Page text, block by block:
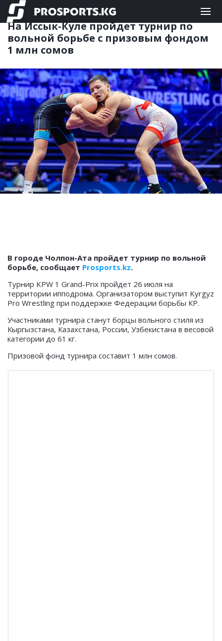
ЕДИНОБОРСТВА 04.07.2025 11:26
На Иссык-Куле пройдет турнир по
вольной борьбе с призовым фондом
1 млн сомов
В городе Чолпон-Ата пройдет турнир по вольной
борьбе, сообщает Prosports.kz.
Турнир KPW 1 Grand-Prix пройдет 26 июля на
территории ипподрома. Организатором выступит Kyrgyz
Pro Wrestling при поддержке Федерации борьбы КР.
Участниками турнира станут борцы вольного стиля из
Кыргызстана, Казахстана, России, Узбекистана в весовой
категории до 61 кг.
Призовой фонд турнира составит 1 млн сомов.